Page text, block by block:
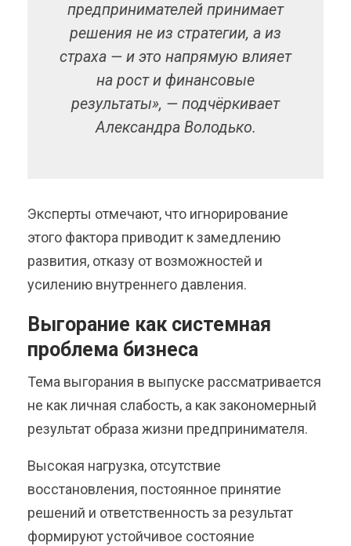
предпринимателей принимает
решения не из стратегии, а из
страха — и это напрямую влияет
на рост и финансовые
результаты», — подчёркивает
Александра Володько.
Эксперты отмечают, что игнорирование
этого фактора приводит к замедлению
развития, отказу от возможностей и
усилению внутреннего давления.
Выгорание как системная
проблема бизнеса
Тема выгорания в выпуске рассматривается
не как личная слабость, а как закономерный
результат образа жизни предпринимателя.
Высокая нагрузка, отсутствие
восстановления, постоянное принятие
решений и ответственность за результат
формируют устойчивое состояние